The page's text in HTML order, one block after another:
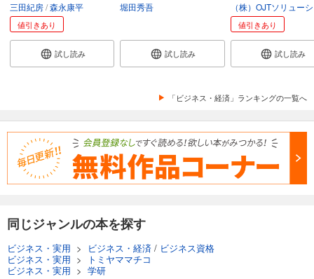
三田紀房 森永康平
値引きあり
試し読み
堀田秀吾
試し読み
値引きあり
試し読み
「ビジネス・経済」ランキングの一覧へ
同じジャンルの本を探す
ビジネス・実用 > ビジネス・経済 / ビジネス資格
ビジネス・実用 >
トミヤママチコ
ビジネス・実用 > 学研